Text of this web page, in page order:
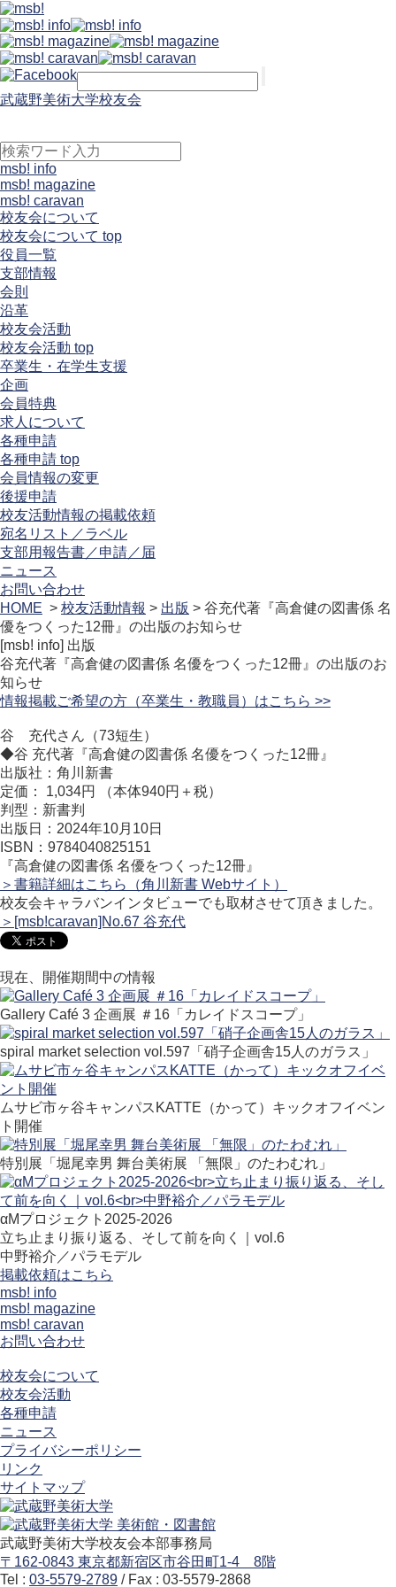
武蔵野美術大学校友会
msb! info
msb! magazine
msb! caravan
校友会について
校友会について top
役員一覧
支部情報
会則
沿革
校友会活動
校友会活動 top
卒業生・在学生支援
企画
会員特典
求人について
各種申請
各種申請 top
会員情報の変更
後援申請
校友活動情報の掲載依頼
宛名リスト／ラベル
支部用報告書／申請／届
ニュース
お問い合わせ
HOME > 校友活動情報 > 出版 > 谷充代著『高倉健の図書係 名
優をつくった12冊』の出版のお知らせ
[msb! info] 出版
谷充代著『高倉健の図書係 名優をつくった12冊』の出版のお
知らせ
情報掲載ご希望の方（卒業生・教職員）はこちら >>
谷 充代さん（73短生）
◆谷 充代著『高倉健の図書係 名優をつくった12冊』
出版社：角川新書
定価： 1,034円 （本体940円＋税）
判型：新書判
出版日：2024年10月10日
ISBN：9784040825151
『高倉健の図書係 名優をつくった12冊』
＞書籍詳細はこちら（角川新書 Webサイト）
校友会キャラバンインタビューでも取材させて頂きました。
＞[msb!caravan]No.67 谷充代
現在、開催期間中の情報
Gallery Café 3 企画展 ＃16「カレイドスコープ」
spiral market selection vol.597「硝子企画舎15人のガラス」
ムサビ市ヶ谷キャンパスKATTE（かって）キックオフイベン
ト開催
特別展「堀尾幸男 舞台美術展 「無限」のたわむれ」
αMプロジェクト2025-2026
立ち止まり振り返る、そして前を向く｜vol.6
中野裕介／パラモデル
掲載依頼はこちら
msb! info
msb! magazine
msb! caravan
お問い合わせ
校友会について
校友会活動
各種申請
ニュース
プライバシーポリシー
リンク
サイトマップ
武蔵野美術大学校友会本部事務局
〒162-0843 東京都新宿区市谷田町1-4 8階
Tel : 03-5579-2789 / Fax : 03-5579-2868